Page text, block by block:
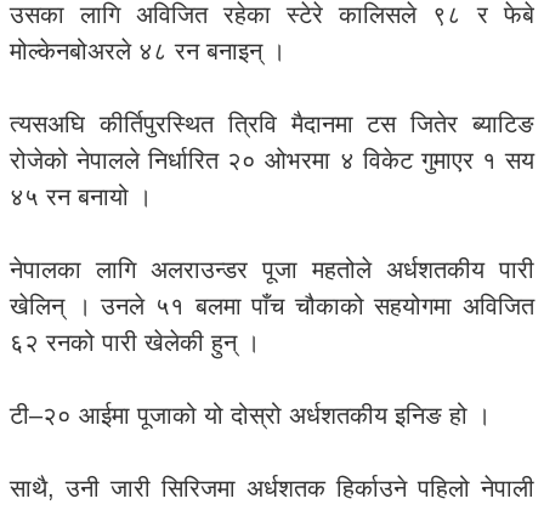
उसका लागि अविजित रहेका स्टेरे कालिसले ९८ र फेबे
मोल्केनबोअरले ४८ रन बनाइन् ।
त्यसअघि कीर्तिपुरस्थित त्रिवि मैदानमा टस जितेर ब्याटिङ
रोजेको नेपालले निर्धारित २० ओभरमा ४ विकेट गुमाएर १ सय
४५ रन बनायो ।
नेपालका लागि अलराउन्डर पूजा महतोले अर्धशतकीय पारी
खेलिन् । उनले ५१ बलमा पाँच चौकाको सहयोगमा अविजित
६२ रनको पारी खेलेकी हुन् ।
टी–२० आईमा पूजाको यो दोस्रो अर्धशतकीय इनिङ हो ।
साथै, उनी जारी सिरिजमा अर्धशतक हिर्काउने पहिलो नेपाली